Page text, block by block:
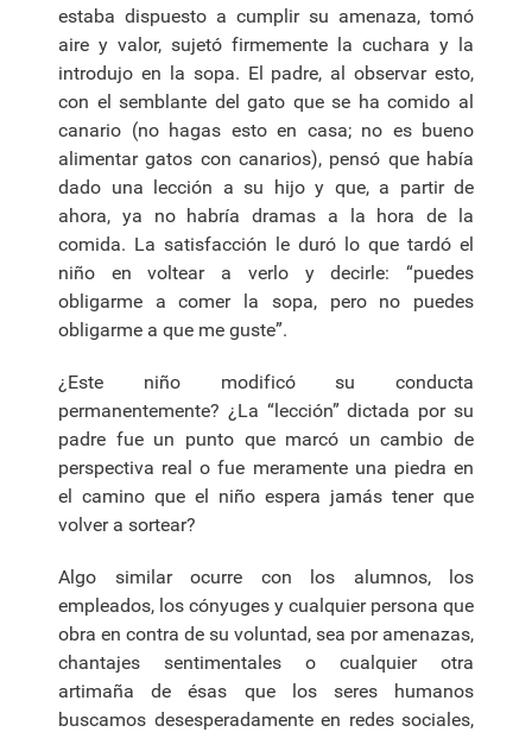
estaba dispuesto a cumplir su amenaza, tomó
aire y valor, sujetó firmemente la cuchara y la
introdujo en la sopa. El padre, al observar esto,
con el semblante del gato que se ha comido al
canario (no hagas esto en casa; no es bueno
alimentar gatos con canarios), pensó que había
dado una lección a su hijo y que, a partir de
ahora, ya no habría dramas a la hora de la
comida. La satisfacción le duró lo que tardó el
niño en voltear a verlo y decirle: “puedes
obligarme a comer la sopa, pero no puedes
obligarme a que me guste”.
¿Este niño modificó su conducta
permanentemente? ¿La “lección” dictada por su
padre fue un punto que marcó un cambio de
perspectiva real o fue meramente una piedra en
el camino que el niño espera jamás tener que
volver a sortear?
Algo similar ocurre con los alumnos, los
empleados, los cónyuges y cualquier persona que
obra en contra de su voluntad, sea por amenazas,
chantajes sentimentales o cualquier otra
artimaña de ésas que los seres humanos
buscamos desesperadamente en redes sociales,